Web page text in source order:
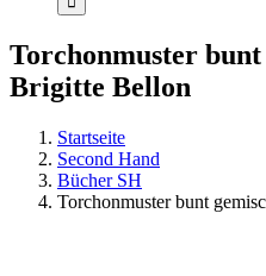
Torchonmuster bunt
Brigitte Bellon
Startseite
Second Hand
Bücher SH
Torchonmuster bunt